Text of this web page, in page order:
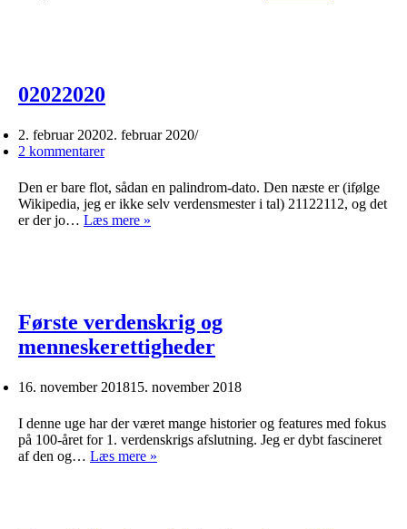
02022020
2. februar 20202. februar 2020
2 kommentarer
Den er bare flot, sådan en palindrom-dato. Den næste er (ifølge
Wikipedia, jeg er ikke selv verdensmester i tal) 21122112, og det
er der jo… Læs mere »
Første verdenskrig og
menneskerettigheder
16. november 201815. november 2018
I denne uge har der været mange historier og features med fokus
på 100-året for 1. verdenskrigs afslutning. Jeg er dybt fascineret
af den og… Læs mere »